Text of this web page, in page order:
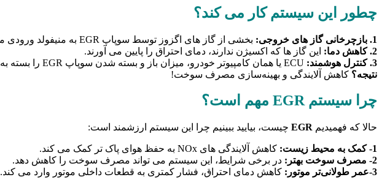
چطور این سیستم کار می ‌کند؟
1. بازچرخانی گاز های خروجی:
بخشی از گاز های اگزوز توسط سوپاپ EGR به منیفولد ورودی موتور هدایت می ‌شود.
2. کاهش دما:
این گاز ها که اکسیژن ندارند، دمای احتراق را پایین می ‌آورند.
3. کنترل هوشمند:
نتیجه؟ کاهش آلایندگی و بهینه‌سازی مصرف سوخت!
چرا سیستم EGR مهم است؟
حالا که فهمیدیم EGR چیست، بیایید ببینیم چرا این سیستم ارزشمند است:
1- کمک به محیط زیست: کاهش آلایندگی‌ های NOx به حفظ هوای پاک ‌تر کمک می ‌کند.
2- مصرف سوخت بهتر: در برخی شرایط، این سیستم می ‌تواند مصرف سوخت را کاهش دهد.
3-عمر طولانی‌تر موتور:
کاهش دمای احتراق، فشار کمتری به قطعات داخلی موتور وارد می ‌کند.